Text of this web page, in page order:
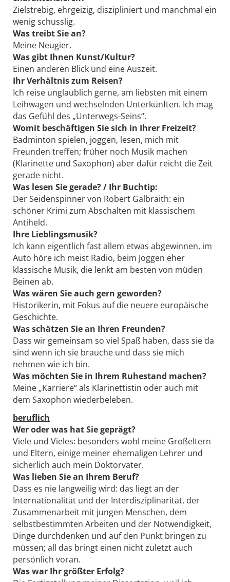
Zielstrebig, ehrgeizig, diszipliniert und manchmal ein
wenig schusslig.
Was treibt Sie an?
Meine Neugier.
Was gibt Ihnen Kunst/Kultur?
Einen anderen Blick und eine Auszeit.
Ihr Verhältnis zum Reisen?
Ich reise unglaublich gerne, am liebsten mit einem
Leihwagen und wechselnden Unterkünften. Ich mag
das Gefühl des „Unterwegs-Seins“.
Womit beschäftigen Sie sich in Ihrer Freizeit?
Badminton spielen, joggen, lesen, mich mit
Freunden treffen; früher noch Musik machen
(Klarinette und Saxophon) aber dafür reicht die Zeit
gerade nicht.
Was lesen Sie gerade? / Ihr Buchtip:
Der Seidenspinner von Robert Galbraith: ein
schöner Krimi zum Abschalten mit klassischem
Antiheld.
Ihre Lieblingsmusik?
Ich kann eigentlich fast allem etwas abgewinnen, im
Auto höre ich meist Radio, beim Joggen eher
klassische Musik, die lenkt am besten von müden
Beinen ab.
Was wären Sie auch gern geworden?
Historikerin, mit Fokus auf die neuere europäische
Geschichte.
Was schätzen Sie an Ihren Freunden?
Dass wir gemeinsam so viel Spaß haben, dass sie da
sind wenn ich sie brauche und dass sie mich
nehmen wie ich bin.
Was möchten Sie in Ihrem Ruhestand machen?
Meine „Karriere“ als Klarinettistin oder auch mit
dem Saxophon wiederbeleben.
beruflich
Wer oder was hat Sie geprägt?
Viele und Vieles: besonders wohl meine Großeltern
und Eltern, einige meiner ehemaligen Lehrer und
sicherlich auch mein Doktorvater.
Was lieben Sie an Ihrem Beruf?
Dass es nie langweilig wird: das liegt an der
Internationalität und der Interdisziplinarität, der
Zusammenarbeit mit jungen Menschen, dem
selbstbestimmten Arbeiten und der Notwendigkeit,
Dinge durchdenken und auf den Punkt bringen zu
müssen; all das bringt einen nicht zuletzt auch
persönlich voran.
Was war Ihr größter Erfolg?